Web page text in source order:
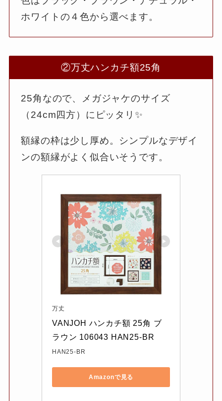
ホワイトの４色から選べます。
②万丈ハンカチ額25角
25角なので、メガジャケのサイズ
（24cm四方）にピッタリ✨
額縁の枠は少し厚め。シンプルなデザイ
ンの額縁がよく似合いそうです。
万丈
VANJOH ハンカチ額 25角 ブ
ラウン 106043 HAN25-BR
HAN25-BR
Amazonで見る